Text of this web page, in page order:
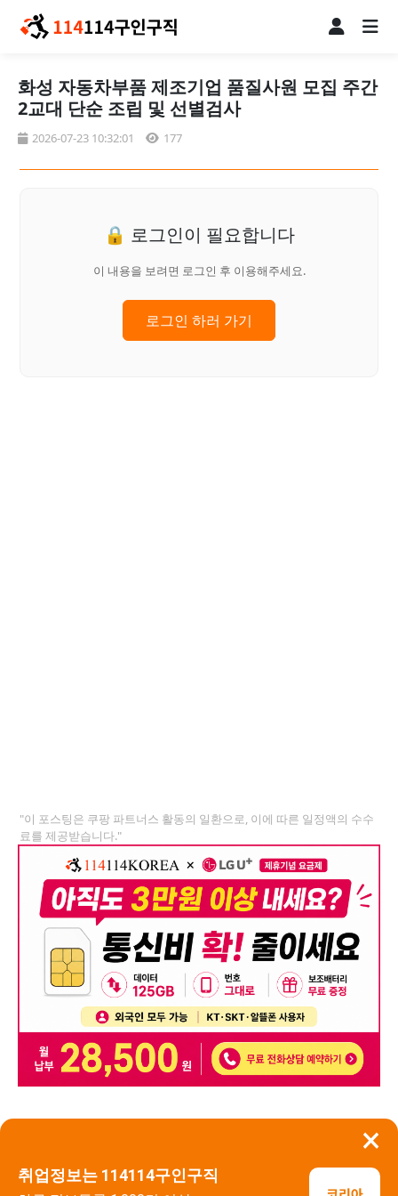
×
취업정보는 114114구인구직
화성 자동차부품 제조기업 품질사원 모집 주간
2교대 단순 조립 및 선별검사
2026-07-23 10:32:01 177
🔒 로그인이 필요합니다
이 내용을 보려면 로그인 후 이용해주세요.
로그인 하러 가기
"이 포스팅은 쿠팡 파트너스 활동의 일환으로, 이에 따른 일정액의 수수
료를 제공받습니다."